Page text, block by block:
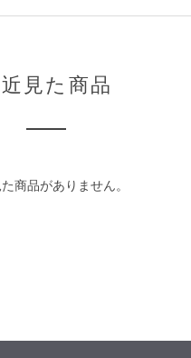
見た商品
商品がありません。